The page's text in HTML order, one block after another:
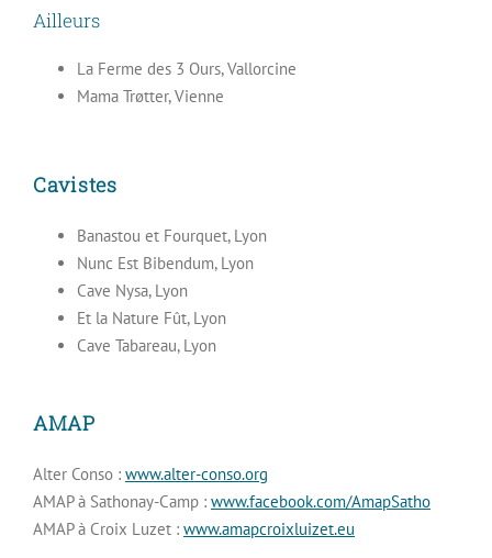
Ailleurs
La Ferme des 3 Ours, Vallorcine
Mama Trøtter, Vienne
Cavistes
Banastou et Fourquet, Lyon
Nunc Est Bibendum, Lyon
Cave Nysa, Lyon
Et la Nature Fût, Lyon
Cave Tabareau, Lyon
AMAP
Alter Conso : www.alter-conso.org
AMAP à Sathonay-Camp : www.facebook.com/AmapSatho
AMAP à Croix Luzet : www.amapcroixluizet.eu